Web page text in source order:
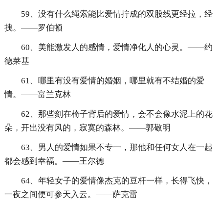
59、没有什么绳索能比爱情拧成的双股线更经拉，经
拽。——罗伯顿
60、美能激发人的感情，爱情净化人的心灵。——约
德莱基
61、哪里有没有爱情的婚姻，哪里就有不结婚的爱
情。——富兰克林
62、那些刻在椅子背后的爱情，会不会像水泥上的花
朵，开出没有风的，寂寞的森林。——郭敬明
63、男人的爱情如果不专一，那他和任何女人在一起
都会感到幸福。——王尔德
64、年轻女子的爱情像杰克的豆杆一样，长得飞快，
一夜之间便可参天入云。——萨克雷